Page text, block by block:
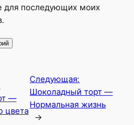
для последующих моих
—
цвета
Следующая:
Шоколадный торт —
Нормальная жизнь
→